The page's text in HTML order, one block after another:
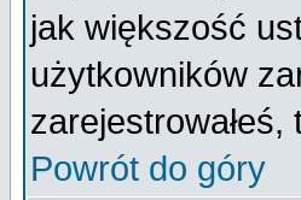
jak większość
użytkowników
Powrót do góry